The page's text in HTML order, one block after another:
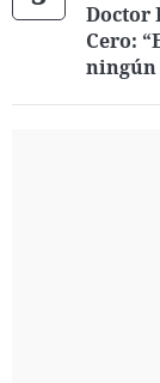
Doctor
Cero:
ningún